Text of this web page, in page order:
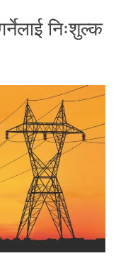
निःशुल्क